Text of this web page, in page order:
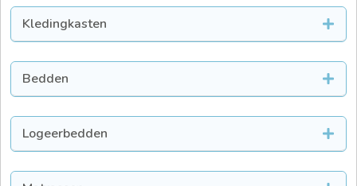
Kledingkasten
Bedden
Logeerbedden